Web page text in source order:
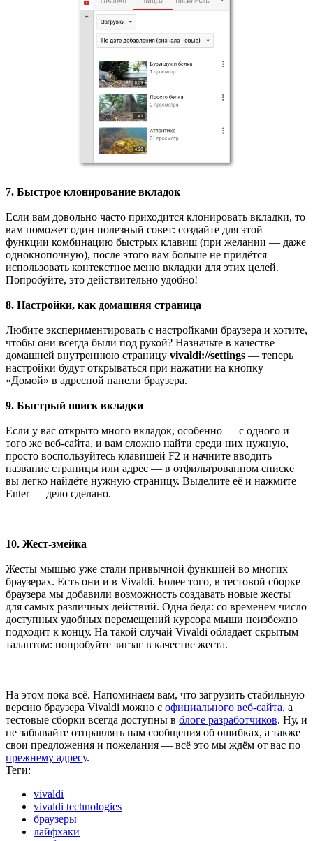
7. Быстрое клонирование вкладок
Если вам довольно часто приходится клонировать вкладки, то
вам поможет один полезный совет: создайте для этой
функции комбинацию быстрых клавиш (при желании — даже
однокнопочную), после этого вам больше не придётся
использовать контекстное меню вкладки для этих целей.
Попробуйте, это действительно удобно!
8. Настройки, как домашняя страница
Любите экспериментировать с настройками браузера и хотите,
чтобы они всегда были под рукой? Назначьте в качестве
домашней внутреннюю страницу vivaldi://settings — теперь
настройки будут открываться при нажатии на кнопку
«Домой» в адресной панели браузера.
9. Быстрый поиск вкладки
Если у вас открыто много вкладок, особенно — с одного и
того же веб-сайта, и вам сложно найти среди них нужную,
просто воспользуйтесь клавишей F2 и начните вводить
название страницы или адрес — в отфильтрованном списке
вы легко найдёте нужную страницу. Выделите её и нажмите
Enter — дело сделано.
10. Жест-змейка
Жесты мышью уже стали привычной функцией во многих
браузерах. Есть они и в Vivaldi. Более того, в тестовой сборке
браузера мы добавили возможность создавать новые жесты
для самых различных действий. Одна беда: со временем число
доступных удобных перемещений курсора мыши неизбежно
подходит к концу. На такой случай Vivaldi обладает скрытым
талантом: попробуйте зигзаг в качестве жеста.
На этом пока всё. Напоминаем вам, что загрузить стабильную
версию браузера Vivaldi можно с официального веб-сайта, а
тестовые сборки всегда доступны в блоге разработчиков. Ну, и
не забывайте отправлять нам сообщения об ошибках, а также
свои предложения и пожелания — всё это мы ждём от вас по
прежнему адресу.
Теги:
vivaldi
vivaldi technologies
браузеры
лайфхаки